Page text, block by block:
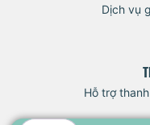
Dịch vụ
Hỗ trợ